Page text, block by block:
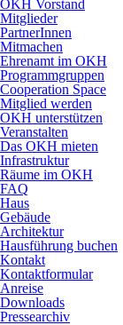
OKH Vorstand
Mitglieder
PartnerInnen
Mitmachen
Ehrenamt im OKH
Programmgruppen
Cooperation Space
Mitglied werden
OKH unterstützen
Veranstalten
Das OKH mieten
Infrastruktur
Räume im OKH
FAQ
Haus
Gebäude
Architektur
Hausführung buchen
Kontakt
Kontaktformular
Anreise
Downloads
Pressearchiv